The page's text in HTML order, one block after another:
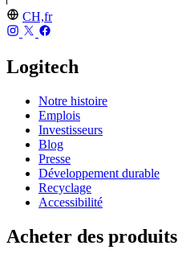
CH,fr
Logitech
Notre histoire
Emplois
Investisseurs
Blog
Presse
Développement durable
Recyclage
Accessibilité
Acheter des produits